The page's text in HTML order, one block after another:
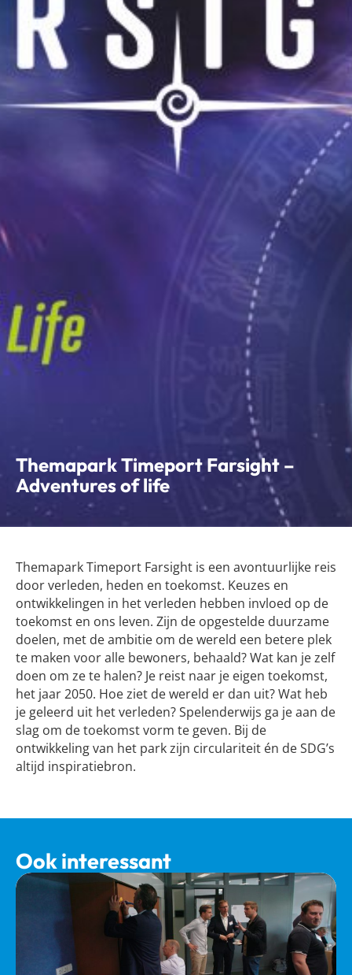
Themapark Timeport Farsight –
Adventures of life
Themapark Timeport Farsight is een avontuurlijke reis
door verleden, heden en toekomst. Keuzes en
ontwikkelingen in het verleden hebben invloed op de
toekomst en ons leven. Zijn de opgestelde duurzame
doelen, met de ambitie om de wereld een betere plek
te maken voor alle bewoners, behaald? Wat kan je zelf
doen om ze te halen? Je reist naar je eigen toekomst,
het jaar 2050. Hoe ziet de wereld er dan uit? Wat heb
je geleerd uit het verleden? Spelenderwijs ga je aan de
slag om de toekomst vorm te geven. Bij de
ontwikkeling van het park zijn circulariteit én de SDG’s
altijd inspiratiebron.
Ook interessant